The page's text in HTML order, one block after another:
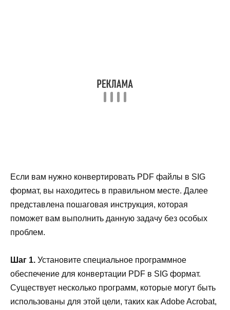
Если вам нужно конвертировать PDF файлы в SIG
формат, вы находитесь в правильном месте. Далее
представлена пошаговая инструкция, которая
поможет вам выполнить данную задачу без особых
проблем.
Шаг 1. Установите специальное программное
обеспечение для конвертации PDF в SIG формат.
Существует несколько программ, которые могут быть
использованы для этой цели, таких как Adobe Acrobat,